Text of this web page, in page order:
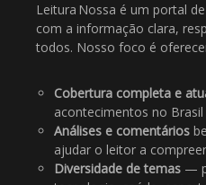
Leitura Nossa é um portal
com a informação clara,
todos. Nosso foco é
Cobertura completa e
acontecimentos no
Análises e comentários
ajudar o leitor a
Diversidade de temas —